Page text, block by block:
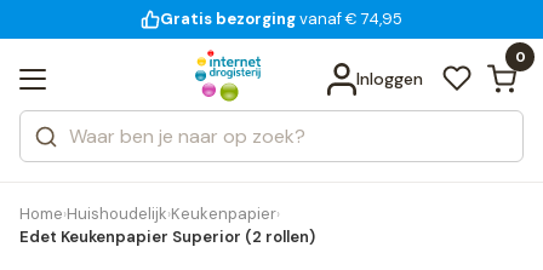
voor 18:00 uur besteld
Gratis bezorgingvanaf € 74,95
14 dagen bedenktijd
Inloggen
0
Zoeken
Categorieën
Merken
Bekijk alle resultaten
Home›Huishoudelijk›Keukenpapier›
Edet Keukenpapier Superior (2 rollen)